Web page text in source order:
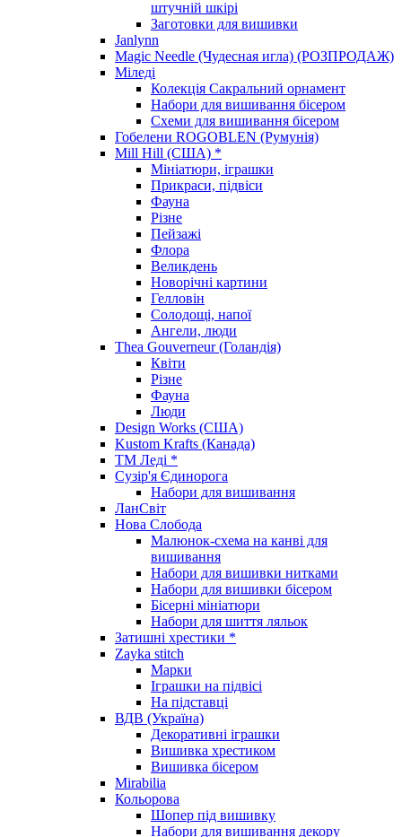
штучній шкірі
Заготовки для вишивки
Janlynn
Magic Needle (Чудесная игла) (РОЗПРОДАЖ)
Міледі
Колекція Сакральний орнамент
Набори для вишивання бісером
Схеми для вишивання бісером
Гобелени ROGOBLEN (Румунія)
Mill Hill (США) *
Мініатюри, іграшки
Прикраси, підвіси
Фауна
Різне
Пейзажі
Флора
Великдень
Новорічні картини
Гелловін
Солодощі, напої
Ангели, люди
Thea Gouverneur (Голандія)
Квіти
Різне
Фауна
Люди
Design Works (США)
Kustom Krafts (Канада)
ТМ Леді *
Сузір'я Єдинорога
Набори для вишивання
ЛанСвіт
Нова Слобода
Малюнок-схема на канві для
вишивання
Набори для вишивки нитками
Набори для вишивки бісером
Бісерні мініатюри
Набори для шиття ляльок
Затишні хрестики *
Zayka stitch
Марки
Іграшки на підвісі
На підставці
ВДВ (Україна)
Декоративні іграшки
Вишивка хрестиком
Вишивка бісером
Mirabilia
Кольорова
Шопер під вишивку
Набори для вишивання декору